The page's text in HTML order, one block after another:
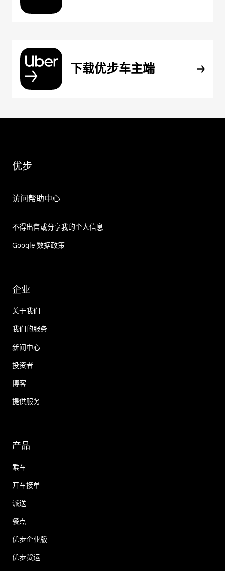
下载优步车主端
优步
访问帮助中心
不得出售或分享我的个人信息
Google 数据政策
企业
关于我们
我们的服务
新闻中心
投资者
博客
提供服务
产品
乘车
开车接单
派送
餐点
优步企业版
优步货运